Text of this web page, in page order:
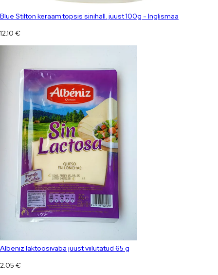
Blue Stilton keraam.topsis sinihall. juust 100g - Inglismaa
12.10 €
Albeniz laktoosivaba juust viilutatud 65 g
2.05 €